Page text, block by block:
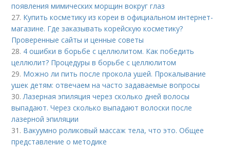
появления мимических морщин вокруг глаз
27. Купить косметику из кореи в официальном интернет-
магазине. Где заказывать корейскую косметику?
Проверенные сайты и ценные советы
28. 4 ошибки в борьбе с целлюлитом. Как победить
целлюлит? Процедуры в борьбе с целлюлитом
29. Можно ли пить после прокола ушей. Прокалывание
ушек детям: отвечаем на часто задаваемые вопросы
30. Лазерная эпиляция через сколько дней волосы
выпадают. Через сколько выпадают волоски после
лазерной эпиляции
31. Вакуумно роликовый массаж тела, что это. Общее
представление о методике